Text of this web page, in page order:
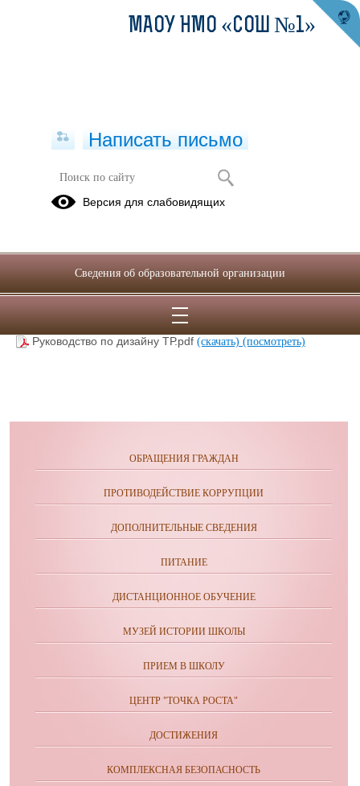
Документы Федерального уровня
(посмотреть)
(скачать)
Руководство по дизайну ТР.pdf (скачать) (посмотреть)
ОБРАЩЕНИЯ ГРАЖДАН
ПРОТИВОДЕЙСТВИЕ КОРРУПЦИИ
ДОПОЛНИТЕЛЬНЫЕ СВЕДЕНИЯ
ПИТАНИЕ
ДИСТАНЦИОННОЕ ОБУЧЕНИЕ
МУЗЕЙ ИСТОРИИ ШКОЛЫ
ПРИЕМ В ШКОЛУ
ЦЕНТР "ТОЧКА РОСТА"
ДОСТИЖЕНИЯ
КОМПЛЕКСНАЯ БЕЗОПАСНОСТЬ
МАОУ НМО «СОШ №1»
Написать письмо
Версия для слабовидящих
Сведения об образовательной организации